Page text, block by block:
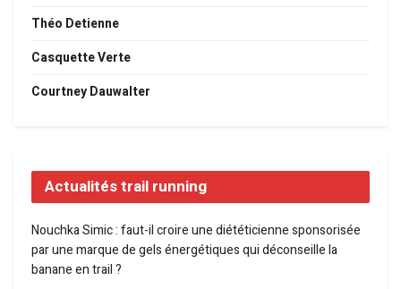
Théo Detienne
Casquette Verte
Courtney Dauwalter
Actualités trail running
Nouchka Simic : faut-il croire une diététicienne sponsorisée
par une marque de gels énergétiques qui déconseille la
banane en trail ?